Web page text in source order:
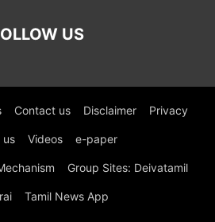
US
Contact us Disclaimer Privacy
us Videos e-paper
Group Sites: Deivatamil
Tamil News App